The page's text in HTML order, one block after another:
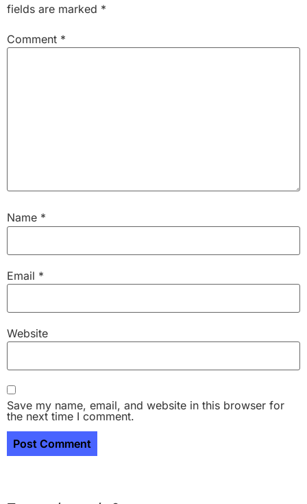
fields are marked *
Comment *
Name *
Email *
Website
Save my name, email, and website in this browser for
the next time I comment.